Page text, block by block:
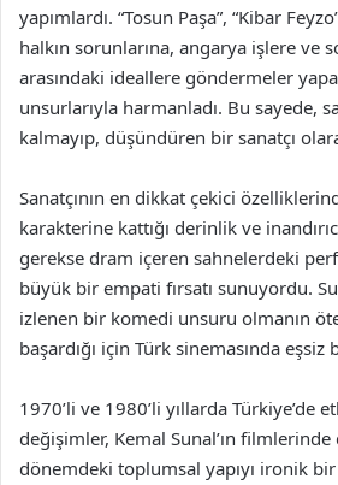
yapımlardı. “Tosun Paşa”, “Kibar
halkın sorunlarına, angarya işlere ve
arasındaki ideallere göndermeler
unsurlarıyla harmanladı. Bu sayede,
kalmayıp, düşündüren bir sanatçı
Sanatçının en dikkat çekici
karakterine kattığı derinlik ve
gerekse dram içeren sahnelerdeki
büyük bir empati fırsatı sunuyordu.
izlenen bir komedi unsuru olmanın
başardığı için Türk sinemasında
1970’li ve 1980’li yıllarda Türkiye’de
değişimler, Kemal Sunal’ın
dönemdeki toplumsal yapıyı ironik